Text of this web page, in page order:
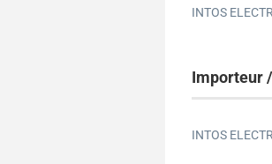
INTOS
Importeur
INTOS